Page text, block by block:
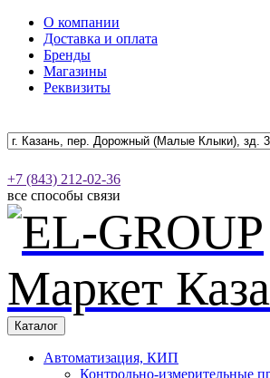
О компании
Доставка и оплата
Бренды
Магазины
Реквизиты
+7 (843) 212-02-36
все способы связи
Каталог
Автоматизация, КИП
Контрольно-измерительные